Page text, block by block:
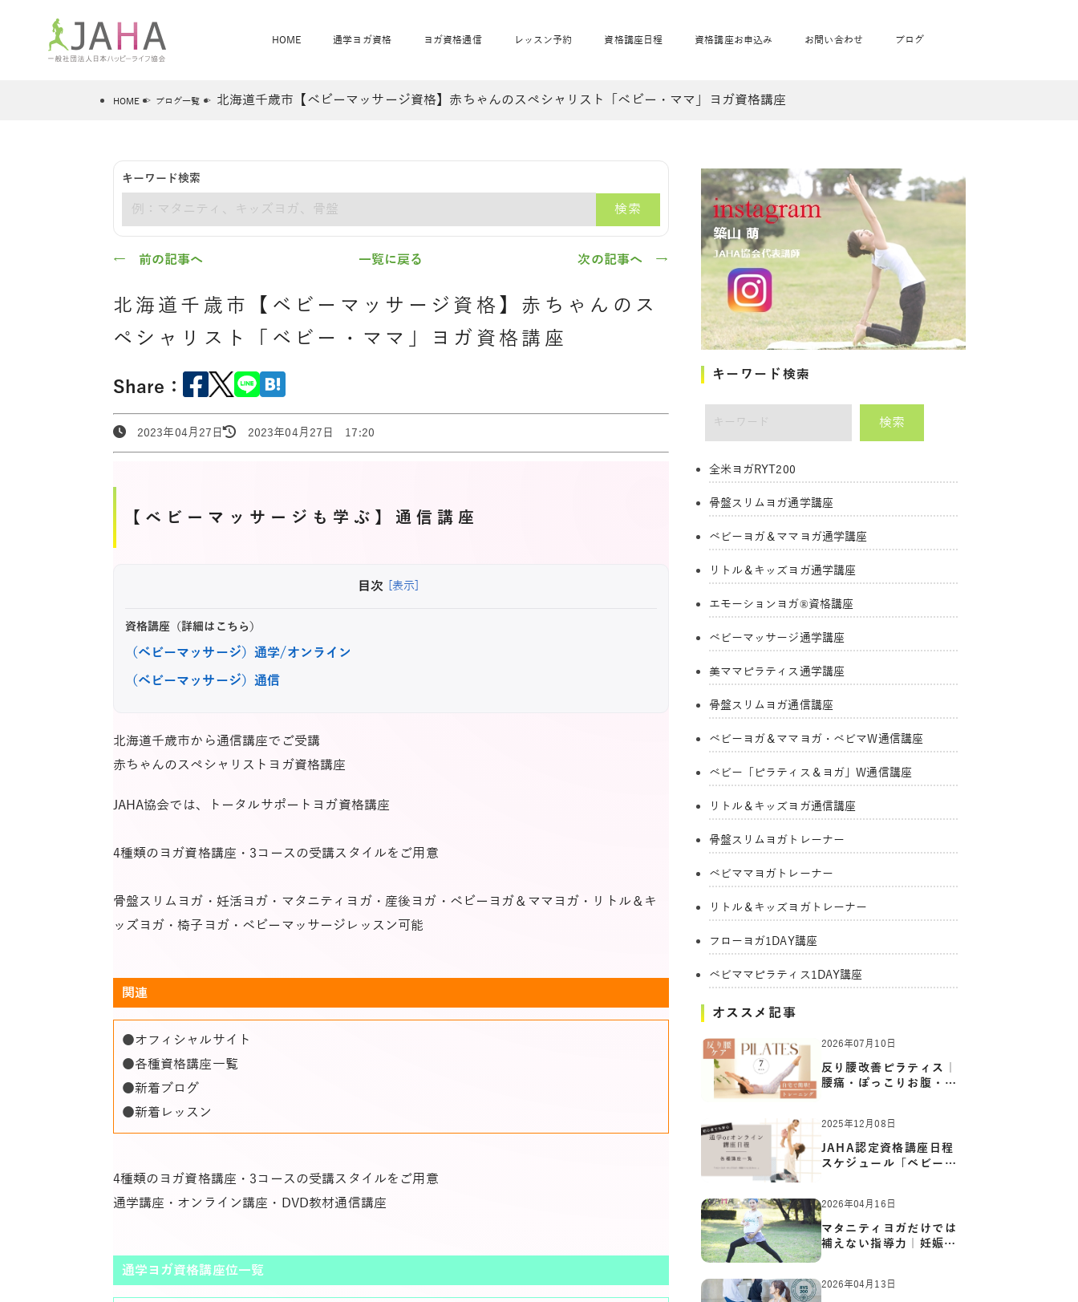
HOME
JAHAについて JAHAヨガスタジオ概要 直営校ブログ
通学ヨガ資格
JAHA資格講座一覧 卒業生の声 養成講座お申込み
リトル＆キッズヨガ通学
エモーションヨガ®通学
ベビーマッサージ通学
美ママピラティス通学
ヨガ資格通信
骨盤スリムヨガ®通信 ベビママヨガW通信 ベビー「ピラティス＆ヨガ」W通信 リトル＆キッズヨガ通信
レッスン予約
ヨガレッスンカレンダー オンラインヨガ詳細 出張ヨガ・オフィスヨガ
ベビママヨガ
ベビーチャクラマッサージ
JAHAnavi Lesson
資格講座日程
全米ヨガRYT200
骨盤スリムヨガ
®
オンライン講座
資格講座お申込み お問い合わせ ブログ
HOME ブログ一覧 北海道千歳市【ベビーマッサージ資格】赤ちゃんのスペシャリスト「ベビー・ママ」ヨガ資格講座
キーワード検索
検索
← 前の記事へ 一覧に戻る 次の記事へ →
北海道千歳市【ベビーマッサージ資格】赤ちゃんのス
ペシャリスト「ベビー・ママ」ヨガ資格講座
Share：
2023年04月27日 2023年04月27日 17:20
【ベビーマッサージも学ぶ】通信講座
目次 [表示]
資格講座（詳細はこちら）
（ベビーマッサージ）通学/オンライン
（ベビーマッサージ）通信
北海道千歳市から通信講座でご受講
赤ちゃんのスペシャリストヨガ資格講座
JAHA協会では、トータルサポートヨガ資格講座
4種類のヨガ資格講座・3コースの受講スタイルをご用意
骨盤スリムヨガ・妊活ヨガ・マタニティヨガ・産後ヨガ・ベビーヨガ＆ママヨガ・リトル＆キ
ッズヨガ・椅子ヨガ・ベビーマッサージレッスン可能
関連
●オフィシャルサイト
●各種資格講座一覧
●新着ブログ
●新着レッスン
4種類のヨガ資格講座・3コースの受講スタイルをご用意
通学講座・オンライン講座・DVD教材通信講座
通学ヨガ資格講座位一覧
キーワード検索
検索
全米ヨガRYT200
骨盤スリムヨガ通学講座
ベビーヨガ＆ママヨガ通学講座
リトル＆キッズヨガ通学講座
エモーションヨガ®資格講座
ベビーマッサージ通学講座
美ママピラティス通学講座
骨盤スリムヨガ通信講座
ベビーヨガ＆ママヨガ・ベビマW通信講座
ベビー「ピラティス＆ヨガ」W通信講座
リトル＆キッズヨガ通信講座
骨盤スリムヨガトレーナー
ベビママヨガトレーナー
リトル＆キッズヨガトレーナー
フローヨガ1DAY講座
ベビママピラティス1DAY講座
オススメ記事
2026年07月10日
反り腰改善ピラティス｜
腰痛・ぽっこりお腹・姿
2025年12月08日
JAHA認定資格講座日程
スケジュール「ベビーヨ
2026年04月16日
マタニティヨガだけでは
補えない指導力｜妊娠期
の体…
2026年04月13日